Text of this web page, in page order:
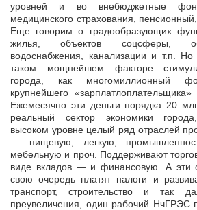
уровней и во внебюджетные
медицинского страхования,
Еще говорим о градообразующих
жилья, объектов соцсферы,
водоснабжения, канализации и т.п.
таком мощнейшем факторе
города, как многомиллионный
крупнейшего
Ежемесячно эти деньги порядка 20
реальный сектор экономики
высоком уровне целый ряд отраслей
— пищевую, легкую,
мебельную и проч. Поддерживают
виде вкладов — и финансовую. А эти
свою очередь платят налоги и
транспорт, строительство и так
преувеличения, один рабочий НчГРЭС